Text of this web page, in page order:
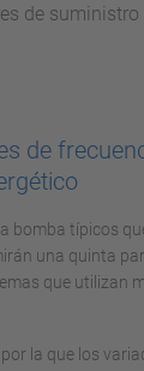
de suministro
de
bomba típicos
una quinta
que utilizan
la que los